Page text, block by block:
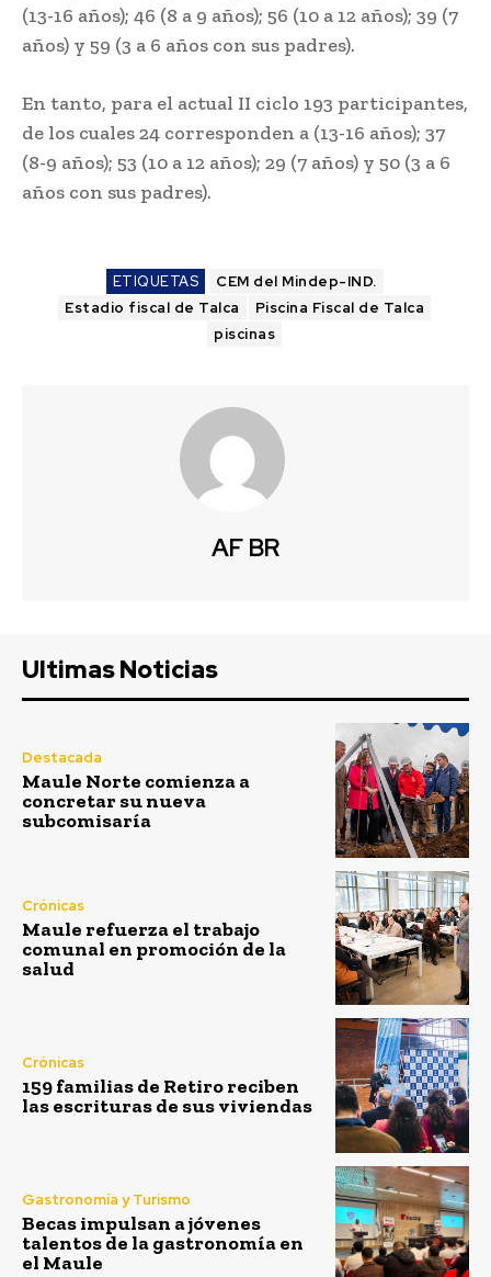
(13-16 años); 46 (8 a 9 años); 56 (10 a 12 años); 39 (7
años) y 59 (3 a 6 años con sus padres).
En tanto, para el actual II ciclo 193 participantes,
de los cuales 24 corresponden a (13-16 años); 37
(8-9 años); 53 (10 a 12 años); 29 (7 años) y 50 (3 a 6
años con sus padres).
ETIQUETAS
CEM del Mindep-IND.
Estadio fiscal de Talca
Piscina Fiscal de Talca
piscinas
AF BR
Ultimas Noticias
Destacada
Maule Norte comienza a
concretar su nueva
subcomisaría
Crónicas
Maule refuerza el trabajo
comunal en promoción de la
salud
Crónicas
159 familias de Retiro reciben
las escrituras de sus viviendas
Gastronomía y Turismo
Becas impulsan a jóvenes
talentos de la gastronomía en
el Maule